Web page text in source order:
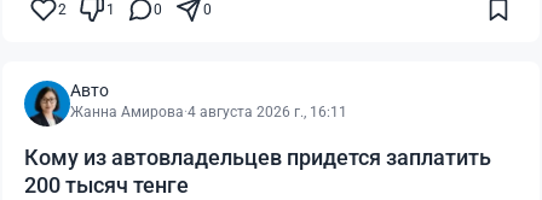
2 1 0 0
Авто
Жанна Амирова·4 августа 2026 г., 16:11
Кому из автовладельцев придется заплатить
200 тысяч тенге